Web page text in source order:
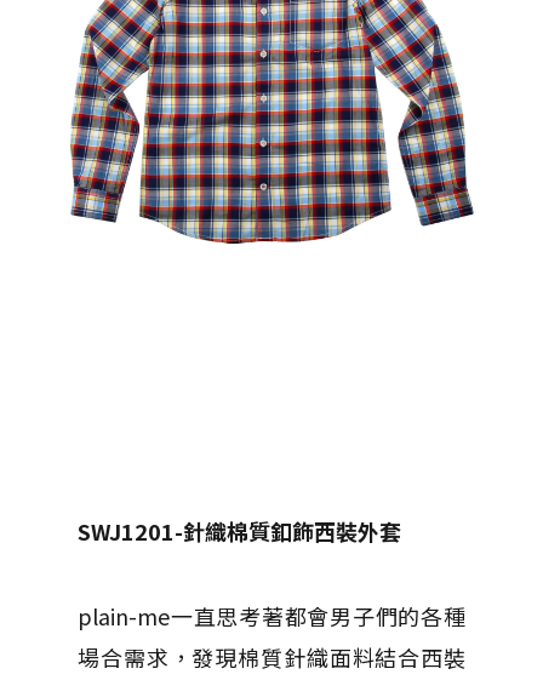
SWJ1201-針織棉質釦飾西裝外套
plain-me一直思考著都會男子們的各種
場合需求，發現棉質針織面料結合西裝